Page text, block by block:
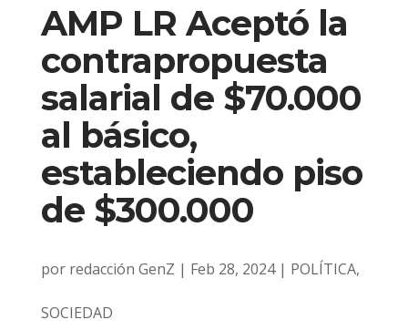
AMP LR Aceptó la
contrapropuesta
salarial de $70.000
al básico,
estableciendo piso
de $300.000
por redacción GenZ | Feb 28, 2024| POLÍTICA,
SOCIEDAD